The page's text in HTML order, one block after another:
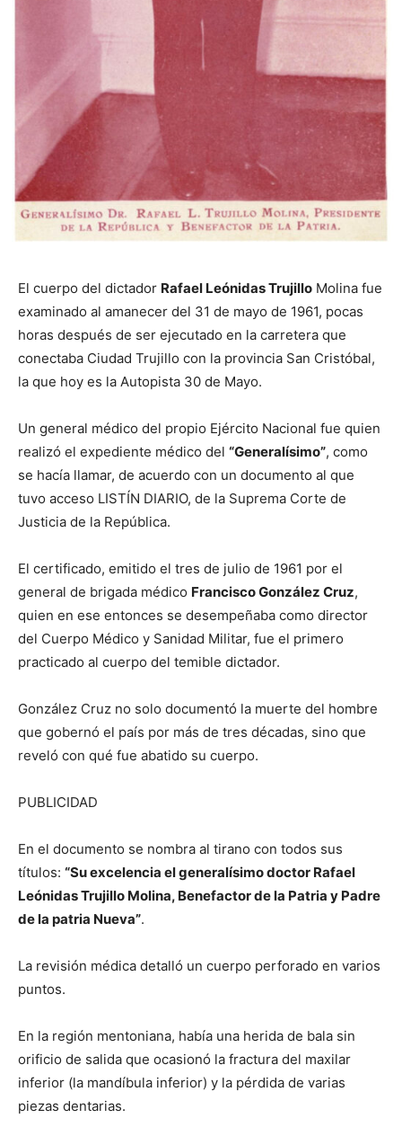
El cuerpo del dictador Rafael Leónidas Trujillo Molina fue
examinado al amanecer del 31 de mayo de 1961, pocas
horas después de ser ejecutado en la carretera que
conectaba Ciudad Trujillo con la provincia San Cristóbal,
la que hoy es la Autopista 30 de Mayo.
Un general médico del propio Ejército Nacional fue quien
realizó el expediente médico del “Generalísimo”, como
se hacía llamar, de acuerdo con un documento al que
tuvo acceso LISTÍN DIARIO, de la Suprema Corte de
Justicia de la República.
El certificado, emitido el tres de julio de 1961 por el
general de brigada médico Francisco González Cruz,
quien en ese entonces se desempeñaba como director
del Cuerpo Médico y Sanidad Militar, fue el primero
practicado al cuerpo del temible dictador.
González Cruz no solo documentó la muerte del hombre
que gobernó el país por más de tres décadas, sino que
reveló con qué fue abatido su cuerpo.
PUBLICIDAD
En el documento se nombra al tirano con todos sus
títulos: “Su excelencia el generalísimo doctor Rafael
Leónidas Trujillo Molina, Benefactor de la Patria y Padre
de la patria Nueva”.
La revisión médica detalló un cuerpo perforado en varios
puntos.
En la región mentoniana, había una herida de bala sin
orificio de salida que ocasionó la fractura del maxilar
inferior (la mandíbula inferior) y la pérdida de varias
piezas dentarias.